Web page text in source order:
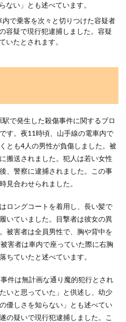
ない」とも述べています​​。
内で乗客を次々と切りつけた容疑者
容疑で現行犯逮捕しました。容疑
いたとされます​​。
で発生した殺傷事件に関するブロ
す。夜11時頃、山手線の電車内で
とも4人の男性が負傷しました。被
搬送されました。犯人は若い女性
、警察に逮捕されました。この事
見合わせられました。
ロングコートを着用し、長い髪で
いていました。目撃者は彼女の異
被害者は全員男性で、胸や背中を
害者は車内で座っていた際に右胸
ちていたと述べています。
件は無計画な通り魔的犯行とされ
いと思っていた」と供述し、幼少
優しさを知らない」とも述べてい
の疑いで現行犯逮捕しました。こ